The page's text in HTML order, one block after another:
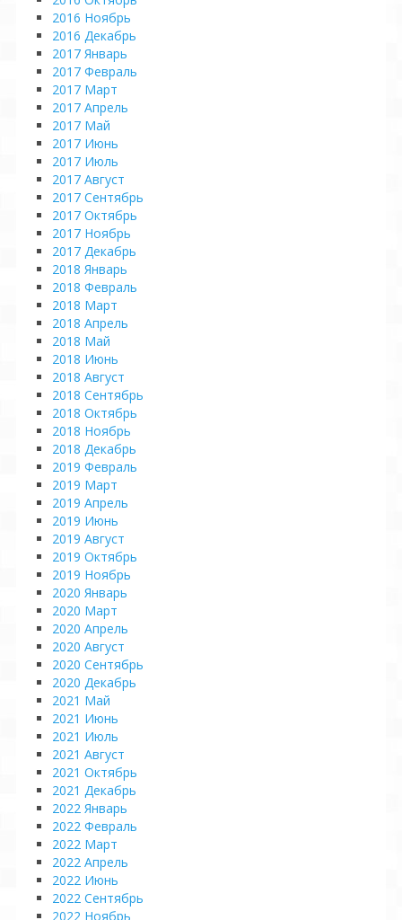
2016 Ноябрь
2016 Декабрь
2017 Январь
2017 Февраль
2017 Март
2017 Апрель
2017 Май
2017 Июнь
2017 Июль
2017 Август
2017 Сентябрь
2017 Октябрь
2017 Ноябрь
2017 Декабрь
2018 Январь
2018 Февраль
2018 Март
2018 Апрель
2018 Май
2018 Июнь
2018 Август
2018 Сентябрь
2018 Октябрь
2018 Ноябрь
2018 Декабрь
2019 Февраль
2019 Март
2019 Апрель
2019 Июнь
2019 Август
2019 Октябрь
2019 Ноябрь
2020 Январь
2020 Март
2020 Апрель
2020 Август
2020 Сентябрь
2020 Декабрь
2021 Май
2021 Июнь
2021 Июль
2021 Август
2021 Октябрь
2021 Декабрь
2022 Январь
2022 Февраль
2022 Март
2022 Апрель
2022 Июнь
2022 Сентябрь
2022 Ноябрь